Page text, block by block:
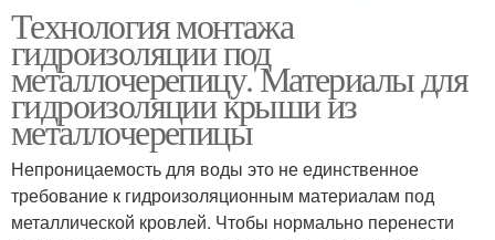
металлочерепицы
Материалы под стяжку
металлочерепицу
Технология монтажа
гидроизоляции под
металлочерепицу. Материалы для
гидроизоляции крыши из
металлочерепицы
Непроницаемость для воды это не единственное
требование к гидроизоляционным материалам под
металлической кровлей. Чтобы нормально перенести